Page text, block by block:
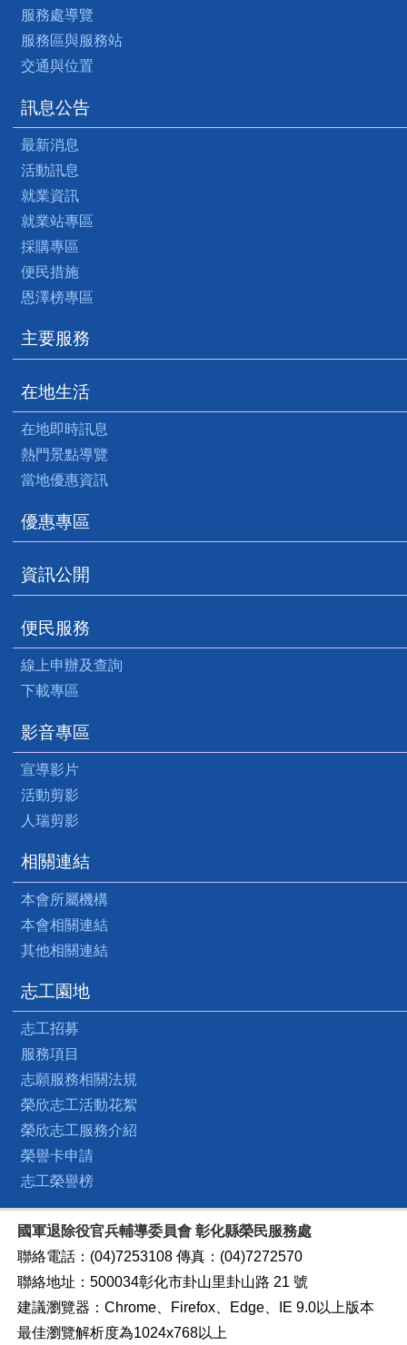
服務處導覽
服務區與服務站
交通與位置
訊息公告
最新消息
活動訊息
就業資訊
就業站專區
採購專區
便民措施
恩澤榜專區
主要服務
在地生活
在地即時訊息
熱門景點導覽
當地優惠資訊
優惠專區
資訊公開
便民服務
線上申辦及查詢
下載專區
影音專區
宣導影片
活動剪影
人瑞剪影
相關連結
本會所屬機構
本會相關連結
其他相關連結
志工園地
志工招募
服務項目
志願服務相關法規
榮欣志工活動花絮
榮欣志工服務介紹
榮譽卡申請
志工榮譽榜
國軍退除役官兵輔導委員會 彰化縣榮民服務處
聯絡電話：(04)7253108 傳真：(04)7272570
聯絡地址：500034彰化市卦山里卦山路 21 號
建議瀏覽器：Chrome、Firefox、Edge、IE 9.0以上版本
最佳瀏覽解析度為1024x768以上